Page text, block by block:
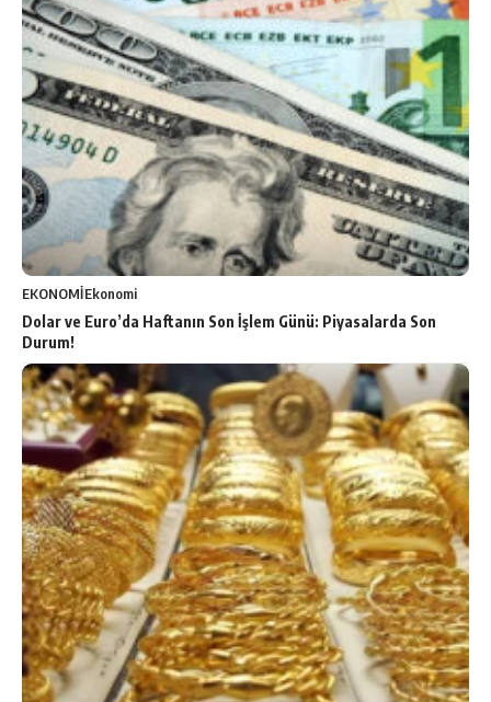
EKONOMİEkonomi
Dolar ve Euro’da Haftanın Son İşlem Günü: Piyasalarda Son
Durum!